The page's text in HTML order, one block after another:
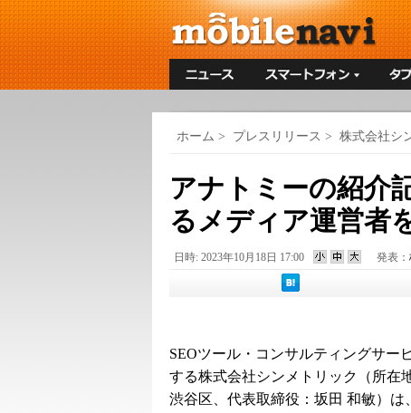
ホーム > プレスリリース > 株式会社シ
アナトミーの紹介
るメディア運営者
日時: 2023年10月18日 17:00 発表：
SEOツール・コンサルティングサー
する株式会社シンメトリック（所在
渋谷区、代表取締役：坂田 和敏）は